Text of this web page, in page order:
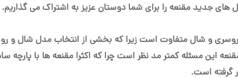
جدید مقنعه را برای شما دوستان عزیز به اشتراک می گذاریم.
روسری و شال متفاوت است زیرا که بخشی از انتخاب مدل شال و
این مسئله کمتر مد نظر است چرا که اکثرا مقنعه ها با پارچه
گرفته است.